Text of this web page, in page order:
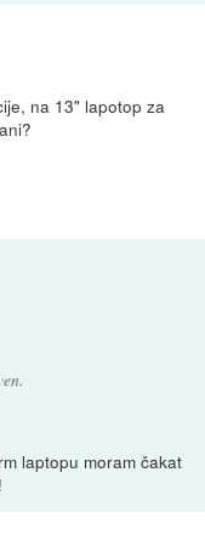
na 13" lapotop za
laptopu moram čakat